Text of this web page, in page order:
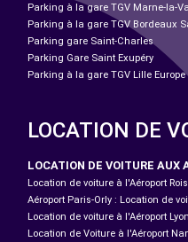
Parking à la gare TGV Marne-la-
Parking à la gare TGV Bordeaux
Parking gare Saint-Charles
Parking Gare Saint Exupéry
Parking à la gare TGV Lille Europe
LOCATION DE
LOCATION DE VOITURE AUX
Location de voiture à l'Aéroport
Aéroport Paris-Orly : Location de
Location de voiture à l'Aéroport
Location de Voiture à l'Aéroport